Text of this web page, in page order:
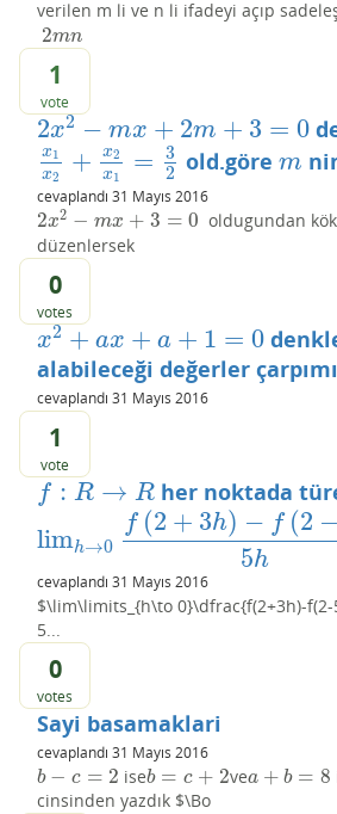
verilen m li ve n li ifadeyi açıp
2mn
2mn
1
vote
2x2 − mx + 2m + 3 = 0
2x2− m x+2m+3=0
x1
x2
+ x2
x1
=
3
2
x1x 2+ x2x 1=3 2 old.görem
m
cevaplandı 31 Mayıs 2016
2x2 − mx + 3 = 0
2x2− m x+3= 0 oldugundan
düzenlersek
0
votes
x2 + ax + a + 1 = 0
x2+ax +a+ 1= 0
alabileceği değerler
cevaplandı 31 Mayıs 2016
1
vote
f : R → R
f:R→R her noktada
limh→0
f (2 + 3h) − f (2 −
5h
limh→0 (2+3h)−f(2−5h)5h
cevaplandı 31 Mayıs 2016
$\lim\limits_{h\to 0}\dfrac{f(2+3h)-
5...
0
votes
Sayi basamaklari
cevaplandı 31 Mayıs 2016
b − c = 2
b −c =2 iseb = c + 2
b =c+2 vea + b = 8
a+b=8
cinsinden yazdık $\Bo